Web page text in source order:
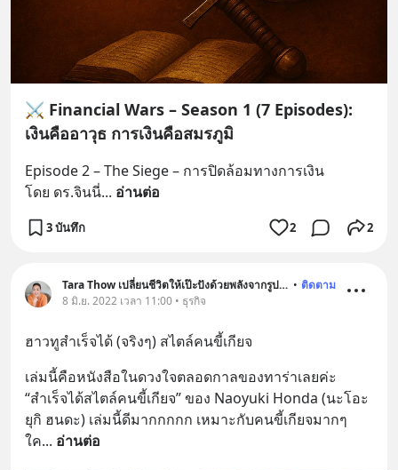
⚔️ Financial Wars – Season 1 (7 Episodes):
เงินคืออาวุธ การเงินคือสมรภูมิ
Episode 2 – The Siege – การปิดล้อมทางการเงิน
โดย ดร.จินนี่... อ่านต่อ
3 บันทึก 2 2
Tara Thow เปลี่ยนชีวิตให้เป๊ะปังด้วยพลังจากรูปภาพ • ติดตาม
8 มิ.ย. 2022 เวลา 11:00 • ธุรกิจ
ฮาวทูสำเร็จได้ (จริงๆ) สไตล์คนขี้เกียจ
เล่มนี้คือหนังสือในดวงใจตลอดกาลของทาร่าเลยค่ะ
“สำเร็จได้สไตล์คนขี้เกียจ” ของ Naoyuki Honda (นะโอะ
ยุกิ ฮนดะ) เล่มนี้ดีมากกกกก เหมาะกับคนขี้เกียจมากๆ
ใค... อ่านต่อ